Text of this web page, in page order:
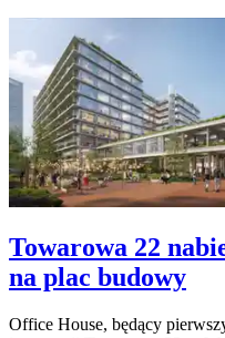
Towarowa 22
na plac budowy
Office House, będący